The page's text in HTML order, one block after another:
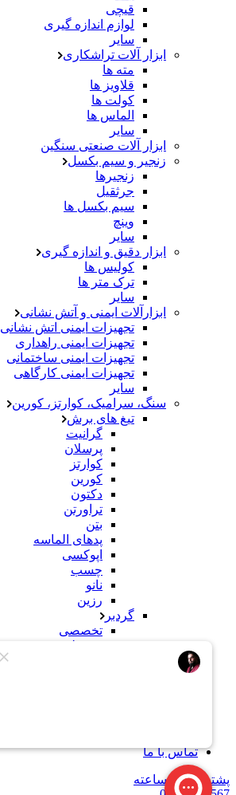
قیچی
لوازم اندازه گیری
سایر
ابزار آلات تراشکاری
مته ها
قلاویز ها
کولت ها
الماس ها
سایر
ابزار آلات صنعتی سنگین
زنجیر و سیم بکسل
زنجیرها
جرثقیل
سیم بکسل ها
وینچ
سایر
ابزار دقیق و اندازه گیری
کولیس ها
ترک متر ها
سایر
ابزارآلات ایمنی و آتش نشانی
تجهیزات ایمنی اتش نشانی
تجهیزات ایمنی راهداری
تجهیزات ایمنی ساختمانی
تجهیزات ایمنی کارگاهی
سایر
سنگ، سرامیک، کوارتز، کورین
تیغ های برش
گرانیت
پرسلان
کوارتز
کورین
دکتون
تراورتن
بتن
پدهای الماسه
اپوکسی
چسب
نانو
رزین
گردبر
تخصصی
معمولی
تماس با ما
پشتیبانی 24 ساعته